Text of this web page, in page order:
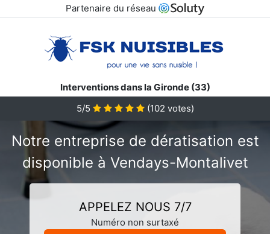
Partenaire du réseau
Interventions dans la Gironde (33)
5/5
(102 votes)
Notre entreprise de dératisation est
disponible à Vendays-Montalivet
APPELEZ NOUS 7/7
Numéro non surtaxé